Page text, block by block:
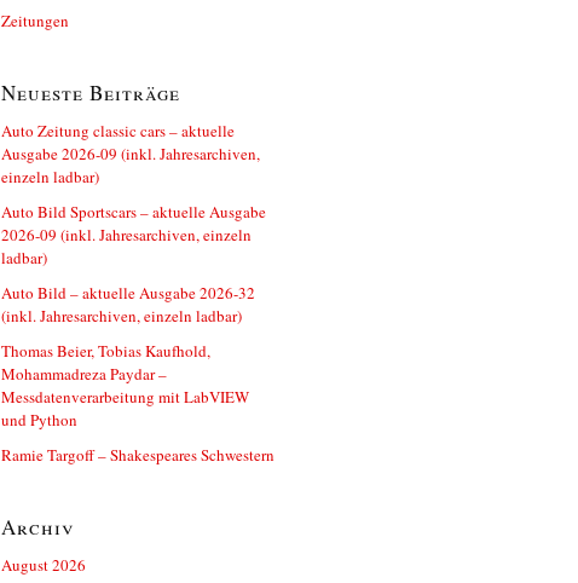
Zeitungen
Neueste Beiträge
Auto Zeitung classic cars – aktuelle
Ausgabe 2026-09 (inkl. Jahresarchiven,
einzeln ladbar)
Auto Bild Sportscars – aktuelle Ausgabe
2026-09 (inkl. Jahresarchiven, einzeln
ladbar)
Auto Bild – aktuelle Ausgabe 2026-32
(inkl. Jahresarchiven, einzeln ladbar)
Thomas Beier, Tobias Kaufhold,
Mohammadreza Paydar –
Messdatenverarbeitung mit LabVIEW
und Python
Ramie Targoff – Shakespeares Schwestern
Archiv
August 2026